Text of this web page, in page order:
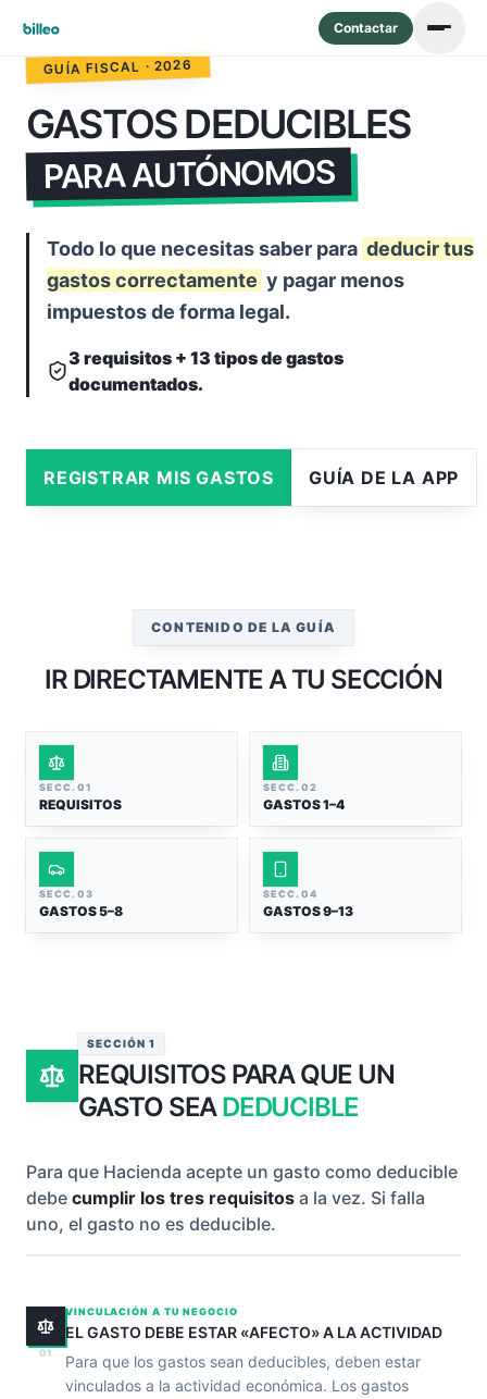
Contactar
GUÍA FISCAL · 2026
GASTOS DEDUCIBLES
PARA AUTÓNOMOS
Todo lo que necesitas saber para deducir tus
gastos correctamente y pagar menos
impuestos de forma legal.
3 requisitos + 13 tipos de gastos
documentados.
REGISTRAR MIS GASTOS GUÍA DE LA APP
CONTENIDO DE LA GUÍA
IR DIRECTAMENTE A TU SECCIÓN
SECC.01
REQUISITOS
SECC.02
GASTOS 1–4
SECC.03
GASTOS 5–8
SECC.04
GASTOS 9–13
SECCIÓN 1
REQUISITOS PARA QUE UN
GASTO SEADEDUCIBLE
Para que Hacienda acepte un gasto como deducible
debe cumplir los tres requisitos a la vez. Si falla
uno, el gasto no es deducible.
01
VINCULACIÓN A TU NEGOCIO
EL GASTO DEBE ESTAR «AFECTO» A LA ACTIVIDAD
Para que los gastos sean deducibles, deben estar
vinculados a la actividad económica. Los gastos